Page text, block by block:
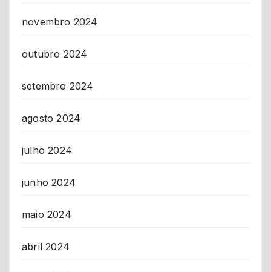
novembro 2024
outubro 2024
setembro 2024
agosto 2024
julho 2024
junho 2024
maio 2024
abril 2024